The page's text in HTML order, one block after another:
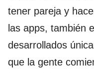
tener pareja y
las apps, también
desarrollados
que la gente